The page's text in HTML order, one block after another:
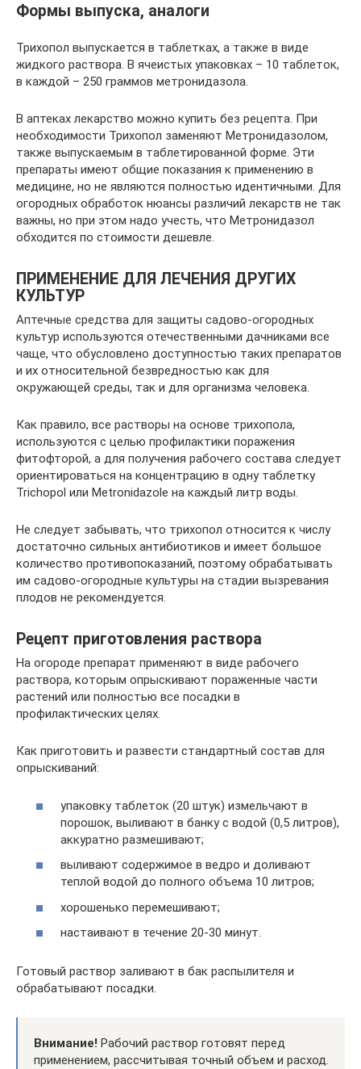
Формы выпуска, аналоги
Трихопол выпускается в таблетках, а также в виде
жидкого раствора. В ячеистых упаковках – 10 таблеток,
в каждой – 250 граммов метронидазола.
В аптеках лекарство можно купить без рецепта. При
необходимости Трихопол заменяют Метронидазолом,
также выпускаемым в таблетированной форме. Эти
препараты имеют общие показания к применению в
медицине, но не являются полностью идентичными. Для
огородных обработок нюансы различий лекарств не так
важны, но при этом надо учесть, что Метронидазол
обходится по стоимости дешевле.
ПРИМЕНЕНИЕ ДЛЯ ЛЕЧЕНИЯ ДРУГИХ
КУЛЬТУР
Аптечные средства для защиты садово-огородных
культур используются отечественными дачниками все
чаще, что обусловлено доступностью таких препаратов
и их относительной безвредностью как для
окружающей среды, так и для организма человека.
Как правило, все растворы на основе трихопола,
используются с целью профилактики поражения
фитофторой, а для получения рабочего состава следует
ориентироваться на концентрацию в одну таблетку
Trichopol или Metronidazole на каждый литр воды.
Не следует забывать, что трихопол относится к числу
достаточно сильных антибиотиков и имеет большое
количество противопоказаний, поэтому обрабатывать
им садово-огородные культуры на стадии вызревания
плодов не рекомендуется.
Рецепт приготовления раствора
На огороде препарат применяют в виде рабочего
раствора, которым опрыскивают пораженные части
растений или полностью все посадки в
профилактических целях.
Как приготовить и развести стандартный состав для
опрыскиваний:
упаковку таблеток (20 штук) измельчают в
порошок, выливают в банку с водой (0,5 литров),
аккуратно размешивают;
выливают содержимое в ведро и доливают
теплой водой до полного объема 10 литров;
хорошенько перемешивают;
настаивают в течение 20-30 минут.
Готовый раствор заливают в бак распылителя и
обрабатывают посадки.
Внимание! Рабочий раствор готовят перед
применением, рассчитывая точный объем и расход.